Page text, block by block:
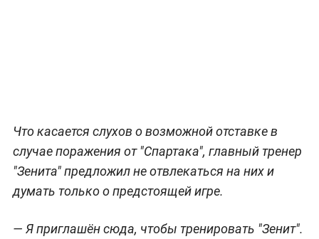
Что касается слухов о возможной отставке в
случае поражения от "Спартака", главный тренер
"Зенита" предложил не отвлекаться на них и
думать только о предстоящей игре.
— Я приглашён сюда, чтобы тренировать "Зенит".